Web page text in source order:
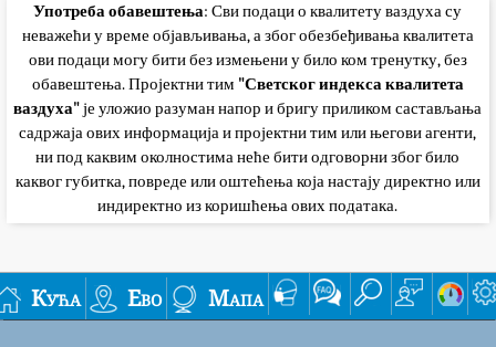
Употреба обавештења: Сви подаци о квалитету ваздуха су
неважећи у време објављивања, а због обезбеђивања квалитета
ови подаци могу бити без измењени у било ком тренутку, без
обавештења. Пројектни тим "Светског индекса квалитета
ваздуха"је уложио разуман напор и бригу приликом састављања
садржаја ових информација и пројектни тим или његови агенти,
ни под каквим околностима неће бити одговорни због било
каквог губитка, повреде или оштећења која настају директно или
индиректно из коришћења ових података.
Кућа Ево Мапа